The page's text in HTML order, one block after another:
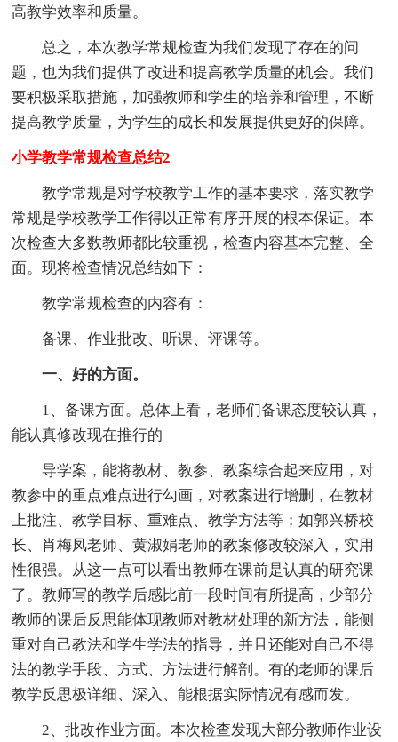
高教学效率和质量。
总之，本次教学常规检查为我们发现了存在的问
题，也为我们提供了改进和提高教学质量的机会。我们
要积极采取措施，加强教师和学生的培养和管理，不断
提高教学质量，为学生的成长和发展提供更好的保障。
小学教学常规检查总结2
教学常规是对学校教学工作的基本要求，落实教学
常规是学校教学工作得以正常有序开展的根本保证。本
次检查大多数教师都比较重视，检查内容基本完整、全
面。现将检查情况总结如下：
教学常规检查的内容有：
备课、作业批改、听课、评课等。
一、好的方面。
1、备课方面。总体上看，老师们备课态度较认真，
能认真修改现在推行的
导学案，能将教材、教参、教案综合起来应用，对
教参中的重点难点进行勾画，对教案进行增删，在教材
上批注、教学目标、重难点、教学方法等；如郭兴桥校
长、肖梅凤老师、黄淑娟老师的教案修改较深入，实用
性很强。从这一点可以看出教师在课前是认真的研究课
了。教师写的教学后感比前一段时间有所提高，少部分
教师的课后反思能体现教师对教材处理的新方法，能侧
重对自己教法和学生学法的指导，并且还能对自己不得
法的教学手段、方式、方法进行解剖。有的老师的课后
教学反思极详细、深入、能根据实际情况有感而发。
2、批改作业方面。本次检查发现大部分教师作业设